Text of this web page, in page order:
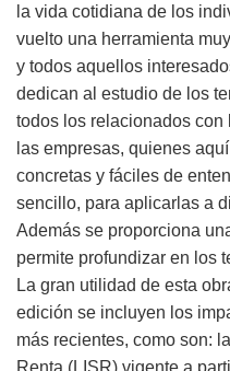
la vida cotidiana de los
vuelto una herramienta
y todos aquellos
dedican al estudio de los
todos los relacionados
las empresas, quienes
concretas y fáciles de
sencillo, para aplicarlas a
Además se proporciona
permite profundizar en los
La gran utilidad de esta
edición se incluyen los
más recientes, como son:
Renta (LISR) vigente a